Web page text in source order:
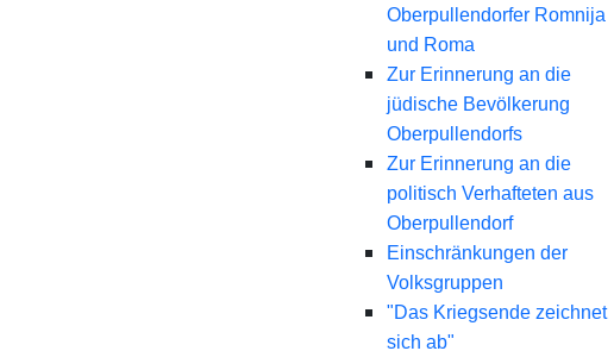
Oberpullendorfer Romnija
und Roma
Zur Erinnerung an die
jüdische Bevölkerung
Oberpullendorfs
Zur Erinnerung an die
politisch Verhafteten aus
Oberpullendorf
Einschränkungen der
Volksgruppen
"Das Kriegsende zeichnet
sich ab"